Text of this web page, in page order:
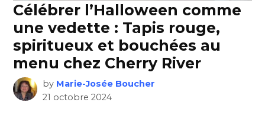
Célébrer l’Halloween comme
une vedette : Tapis rouge,
spiritueux et bouchées au
menu chez Cherry River
by Marie-Josée Boucher
21 octobre 2024